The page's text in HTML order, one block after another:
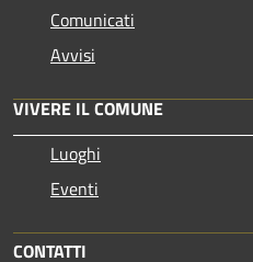
Comunicati
Avvisi
VIVERE IL COMUNE
Luoghi
Eventi
CONTATTI